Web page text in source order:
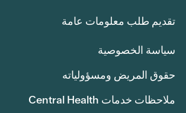
تقديم طلب معلومات عامة
سياسة الخصوصية
حقوق المريض ومسؤولياته
ملاحظات خدمات Central Health